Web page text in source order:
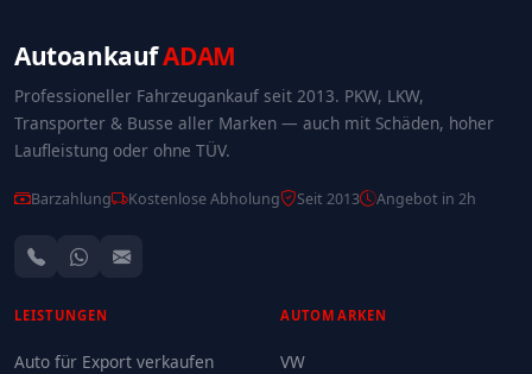
AutoankaufADAM
Professioneller Fahrzeugankauf seit 2013. PKW, LKW,
Transporter & Busse aller Marken — auch mit Schäden, hoher
Laufleistung oder ohne TÜV.
Barzahlung Kostenlose Abholung Seit 2013 Angebot in 2h
LEISTUNGEN
Auto für Export verkaufen
AUTOMARKEN
VW